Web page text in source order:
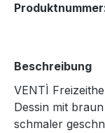
Beschreibung
VENTÌ
Dessin mit
schmaler